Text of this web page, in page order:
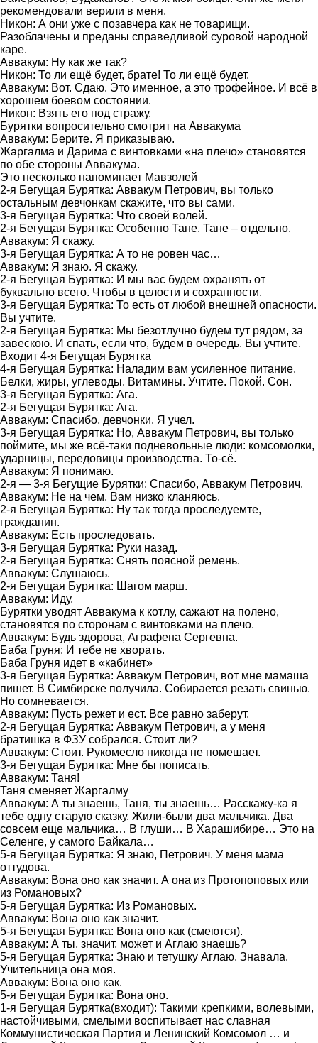
рекомендовали верили в меня.
Никон: А они уже с позавчера как не товарищи.
Разоблачены и преданы справедливой суровой народной
каре.
Аввакум: Ну как же так?
Никон: То ли ещё будет, брате! То ли ещё будет.
Аввакум: Вот. Сдаю. Это именное, а это трофейное. И всё в
хорошем боевом состоянии.
Никон: Взять его под стражу.
Бурятки вопросительно смотрят на Аввакума
Аввакум: Берите. Я приказываю.
Жаргалма и Дарима с винтовками «на плечо» становятся
по обе стороны Аввакума.
Это несколько напоминает Мавзолей
2-я Бегущая Бурятка: Аввакум Петрович, вы только
остальным девчонкам скажите, что вы сами.
3-я Бегущая Бурятка: Что своей волей.
2-я Бегущая Бурятка: Особенно Тане. Тане – отдельно.
Аввакум: Я скажу.
3-я Бегущая Бурятка: А то не ровен час…
Аввакум: Я знаю. Я скажу.
2-я Бегущая Бурятка: И мы вас будем охранять от
буквально всего. Чтобы в целости и сохранности.
3-я Бегущая Бурятка: То есть от любой внешней опасности.
Вы учтите.
2-я Бегущая Бурятка: Мы безотлучно будем тут рядом, за
завескою. И спать, если что, будем в очередь. Вы учтите.
Входит 4-я Бегущая Бурятка
4-я Бегущая Бурятка: Наладим вам усиленное питание.
Белки, жиры, углеводы. Витамины. Учтите. Покой. Сон.
3-я Бегущая Бурятка: Ага.
2-я Бегущая Бурятка: Ага.
Аввакум: Спасибо, девчонки. Я учел.
3-я Бегущая Бурятка: Но, Аввакум Петрович, вы только
поймите, мы же всё-таки подневольные люди: комсомолки,
ударницы, передовицы производства. То-сё.
Аввакум: Я понимаю.
2-я — 3-я Бегущие Бурятки: Спасибо, Аввакум Петрович.
Аввакум: Не на чем. Вам низко кланяюсь.
2-я Бегущая Бурятка: Ну так тогда проследуемте,
гражданин.
Аввакум: Есть проследовать.
3-я Бегущая Бурятка: Руки назад.
2-я Бегущая Бурятка: Снять поясной ремень.
Аввакум: Слушаюсь.
2-я Бегущая Бурятка: Шагом марш.
Аввакум: Иду.
Бурятки уводят Аввакума к котлу, сажают на полено,
становятся по сторонам с винтовками на плечо.
Аввакум: Будь здорова, Аграфена Сергевна.
Баба Груня: И тебе не хворать.
Баба Груня идет в «кабинет»
3-я Бегущая Бурятка: Аввакум Петрович, вот мне мамаша
пишет. В Симбирске получила. Собирается резать свинью.
Но сомневается.
Аввакум: Пусть режет и ест. Все равно заберут.
2-я Бегущая Бурятка: Аввакум Петрович, а у меня
братишка в ФЗУ собрался. Стоит ли?
Аввакум: Стоит. Рукомесло никогда не помешает.
3-я Бегущая Бурятка: Мне бы пописать.
Аввакум: Таня!
Таня сменяет Жаргалму
Аввакум: А ты знаешь, Таня, ты знаешь… Расскажу-ка я
тебе одну старую сказку. Жили-были два мальчика. Два
совсем еще мальчика… В глуши… В Харашибире… Это на
Селенге, у самого Байкала…
5-я Бегущая Бурятка: Я знаю, Петрович. У меня мама
оттудова.
Аввакум: Вона оно как значит. А она из Протопоповых или
из Романовых?
5-я Бегущая Бурятка: Из Романовых.
Аввакум: Вона оно как значит.
5-я Бегущая Бурятка: Вона оно как (смеются).
Аввакум: А ты, значит, может и Аглаю знаешь?
5-я Бегущая Бурятка: Знаю и тетушку Аглаю. Знавала.
Учительница она моя.
Аввакум: Вона оно как.
5-я Бегущая Бурятка: Вона оно.
1-я Бегущая Бурятка(входит): Такими крепкими, волевыми,
настойчивыми, смелыми воспитывает нас славная
Коммунистическая Партия и Ленинский Комсомол … и